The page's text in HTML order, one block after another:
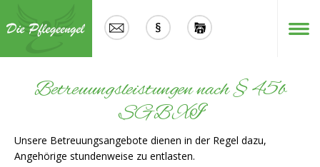
Betreuungsleistungen nach § 45b
SGB XI
Unsere Betreuungsangebote dienen in der Regel dazu,
Angehörige stundenweise zu entlasten.